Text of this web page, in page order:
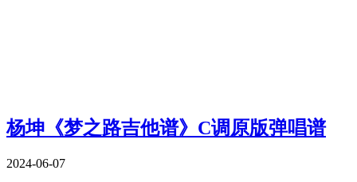
杨坤《梦之路吉他谱》C调原版弹唱谱
2024-06-07